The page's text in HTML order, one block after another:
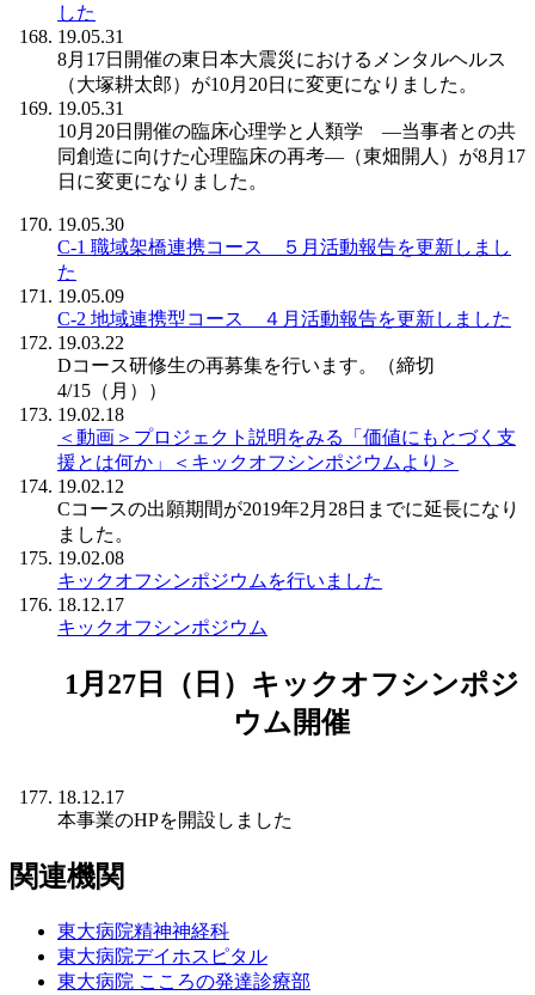
した
19.05.31
8月17日開催の東日本大震災におけるメンタルヘルス
（大塚耕太郎）が10月20日に変更になりました。
19.05.31
10月20日開催の臨床心理学と人類学 ―当事者との共
同創造に向けた心理臨床の再考―（東畑開人）が8月17
日に変更になりました。
19.05.30
C-1 職域架橋連携コース ５月活動報告を更新しまし
た
19.05.09
C-2 地域連携型コース ４月活動報告を更新しました
19.03.22
Dコース研修生の再募集を行います。（締切
4/15（月））
19.02.18
＜動画＞プロジェクト説明をみる「価値にもとづく支
援とは何か」＜キックオフシンポジウムより＞
19.02.12
Cコースの出願期間が2019年2月28日までに延長になり
ました。
19.02.08
キックオフシンポジウムを行いました
18.12.17
キックオフシンポジウム
1月27日（日）キックオフシンポジ
ウム開催
18.12.17
本事業のHPを開設しました
関連機関
東大病院精神神経科
東大病院デイホスピタル
東大病院 こころの発達診療部